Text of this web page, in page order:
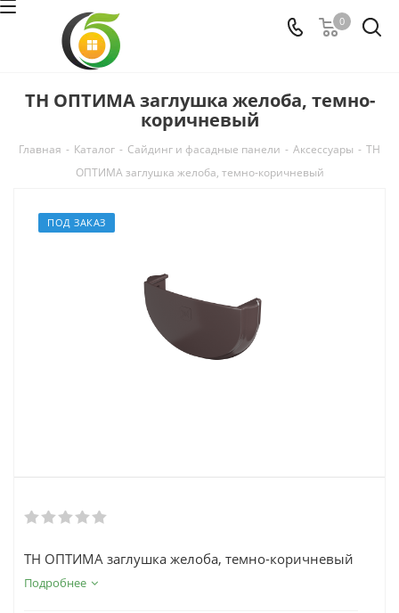
0
ТН ОПТИМА заглушка желоба, темно-
коричневый
Главная - Каталог - Сайдинг и фасадные панели - Аксессуары - ТН
ОПТИМА заглушка желоба, темно-коричневый
ПОД ЗАКАЗ
ТН ОПТИМА заглушка желоба, темно-коричневый
Подробнее